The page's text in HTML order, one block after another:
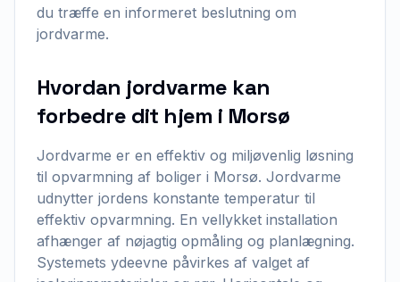
du træffe en informeret beslutning om
jordvarme.
Hvordan jordvarme kan
forbedre dit hjem i Morsø
Jordvarme er en effektiv og miljøvenlig løsning
til opvarmning af boliger i Morsø. Jordvarme
udnytter jordens konstante temperatur til
effektiv opvarmning. En vellykket installation
afhænger af nøjagtig opmåling og planlægning.
Systemets ydeevne påvirkes af valget af